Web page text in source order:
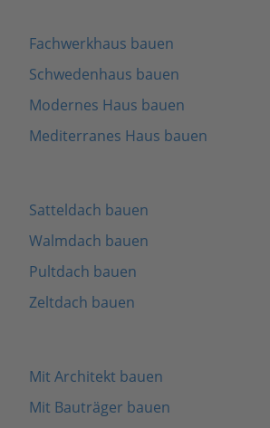
Fachwerkhaus bauen
Schwedenhaus bauen
Modernes Haus bauen
Mediterranes Haus bauen
Satteldach bauen
Walmdach bauen
Pultdach bauen
Zeltdach bauen
Mit Architekt bauen
Mit Bauträger bauen